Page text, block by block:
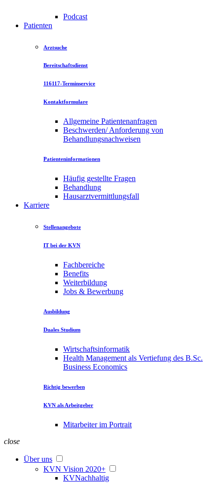
Podcast
Patienten
Arztsuche
Bereitschaftsdienst
116117-Terminservice
Kontaktformulare
Allgemeine Patientenanfragen
Beschwerden/ Anforderung von
Behandlungsnachweisen
Patienteninformationen
Häufig gestellte Fragen
Behandlung
Hausarztvermittlungsfall
Karriere
Stellenangebote
IT bei der KVN
Fachbereiche
Benefits
Weiterbildung
Jobs & Bewerbung
Ausbildung
Duales Studium
Wirtschaftsinformatik
Health Management als Vertiefung des B.Sc.
Business Economics
Richtig bewerben
KVN als Arbeitgeber
Mitarbeiter im Portrait
close
Über uns
KVN Vision 2020+
KVNachhaltig